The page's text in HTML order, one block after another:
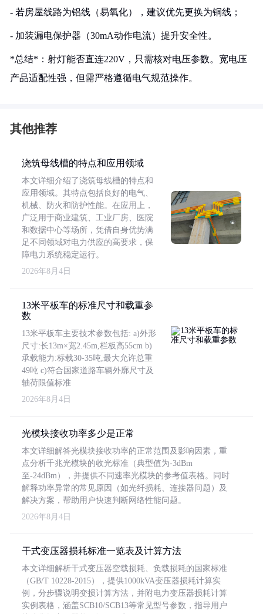
- 若房屋线路为铝线（易氧化），建议优先更换为铜线；
- 加装漏电保护器（30mA动作电流）提升安全性。
*总结*：射灯能否直连220V，只需核对电压参数。宽电压
产品适配性强，但需严格遵循电气规范操作。
其他推荐
浇筑母线槽的特点和应用领域
本文详细介绍了浇筑母线槽的特点和
应用领域。其特点包括良好的电气、
机械、防火和防护性能。在应用上，
广泛用于商业建筑、工业厂房、医院
和数据中心等场所，凭借自身优势满
足不同领域对电力供应的高要求，保
障电力系统稳定运行。
2026年8月4日
13米平板车的标准尺寸和载重参
数
13米平板车主要技术参数包括: a)外形
尺寸:长13m×宽2.45m,栏板高55cm b)
承载能力:标载30-35吨,最大允许总重
49吨 c)符合国家道路车辆外廓尺寸及
轴荷限值标准
2026年8月4日
光模块接收功率多少是正常
本文详细解答光模块接收功率的正常范围及影响因素，重
点分析千兆光模块的收光标准（典型值为-3dBm
至-24dBm），并提供不同速率光模块的参考值表格。同时
解释功率异常的常见原因（如光纤损耗、连接器问题）及
解决方案，帮助用户快速判断网络性能问题。
2026年8月4日
干式变压器损耗标准一览表及计算方法
本文详细解析干式变压器空载损耗、负载损耗的国家标准
（GB/T 10228-2015），提供1000kVA变压器损耗计算实
例，分步骤说明变损计算方法，并附电力变压器损耗计算
实例表格，涵盖SCB10/SCB13等常见型号参数，指导用户